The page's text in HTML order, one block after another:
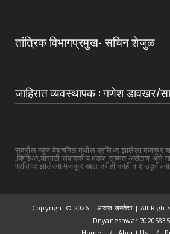
तांत्रिक विभागप्रमुख- सचिन शेजुळ
जाहिरात व्यवस्थापक : गणेश डावखर/
सदरील न्युज वेब चॅनेल मधील प्रसिध्द झालेला मजकूर
,व्हिडिओ,यांसाठी संपादकीय मंडळ सहमत असेलच असे
प्रसिध्द झालेल्या मजकूराबद्दल तरीही काही वाद
Copyright © 2026 | आवाज जनतेचा | All
Dnyaneshwar